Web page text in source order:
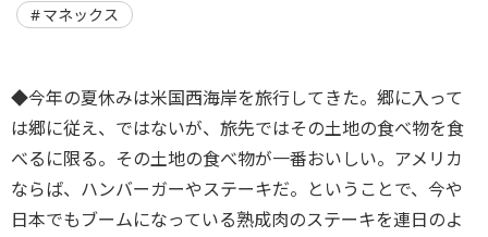
マネックス
◆今年の夏休みは米国西海岸を旅行してきた。郷に入って
は郷に従え、ではないが、旅先ではその土地の食べ物を食
べるに限る。その土地の食べ物が一番おいしい。アメリカ
ならば、ハンバーガーやステーキだ。ということで、今や
日本でもブームになっている熟成肉のステーキを連日のよ